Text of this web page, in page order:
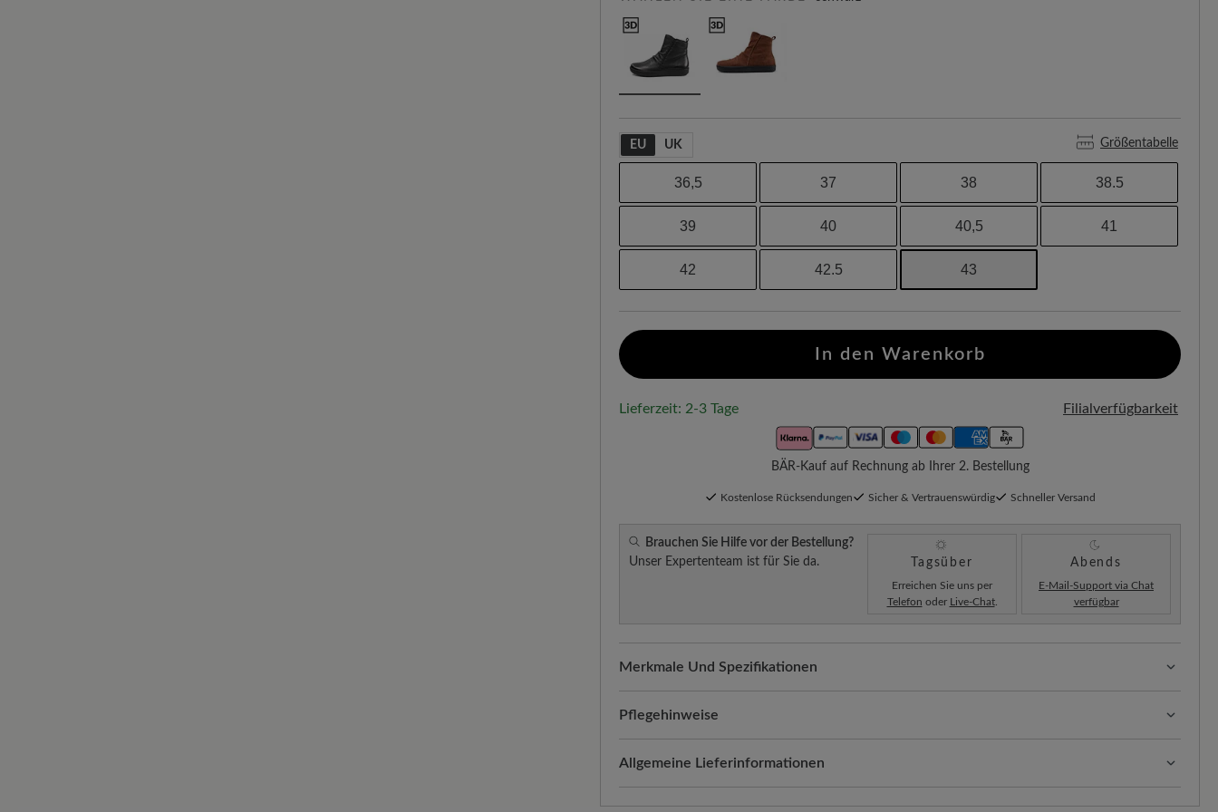
EU UK Größentabelle
36,5 37 38 38.5
39 40 40,5 41
42 42.5 43
In den Warenkorb
Lieferzeit: 2-3 Tage Filialverfügbarkeit
BÄR-Kauf auf Rechnung ab Ihrer 2. Bestellung
Kostenlose Rücksendungen Sicher & Vertrauenswürdig Schneller Versand
Brauchen Sie Hilfe vor der Bestellung?
Unser Expertenteam ist für Sie da.
Tagsüber
Erreichen Sie uns per
Telefon oder Live-Chat.
Abends
E-Mail-Support via Chat
verfügbar
Merkmale Und Spezifikationen
Freeyourfeet!Die perfekte Passform mit 100% Zehenfreiheit. Natürlich geformte
Schuhe, handgefertigt hergestellt.
Oberfläche sorgt für eine zeitlose, elegante Optik und hohen Tragekomfort.
Passform:Comfort - Weite Passform (H) - Für normale bis kräftige Füße
Pflegehinweise
geschützt und strahlend. So geht´s:
Entfernen Sie zunächst Staub und oberflächlichen Schmutz. Tragen Sie dann den
Allgemeine Lieferinformationen